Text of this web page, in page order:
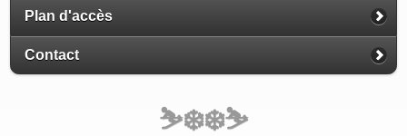
Plan d'accès
Contact
⛷️❄️❄️⛷️